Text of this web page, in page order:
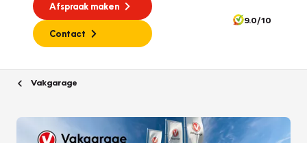
Afspraak maken
Contact
9.0/10
Vakgarage